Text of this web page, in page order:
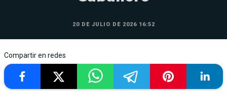
20 DE JULIO DE 2026 16:52
Compartir en redes